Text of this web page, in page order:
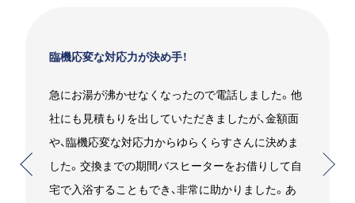
臨機応変な対応力が決め手！
急にお湯が沸かせなくなったので電話しました。他
社にも見積もりを出していただきましたが、金額面
や、臨機応変な対応力からゆらくらすさんに決めま
した。交換までの期間バスヒーターをお借りして自
宅で入浴することもでき、非常に助かりました。あ